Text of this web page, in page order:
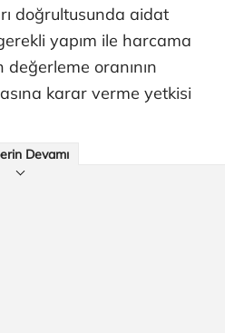
doğrultusunda aidat
yapım ile harcama
oranının
karar verme yetkisi
Devamı